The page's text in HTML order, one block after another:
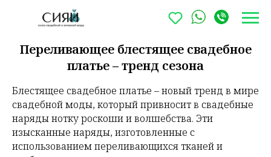
Переливающее блестящее свадебное
платье – тренд сезона
Блестящее свадебное платье – новый тренд в мире
свадебной моды, который привносит в свадебные
наряды нотку роскоши и волшебства. Эти
изысканные наряды, изготовленные с
использованием переливающихся тканей и